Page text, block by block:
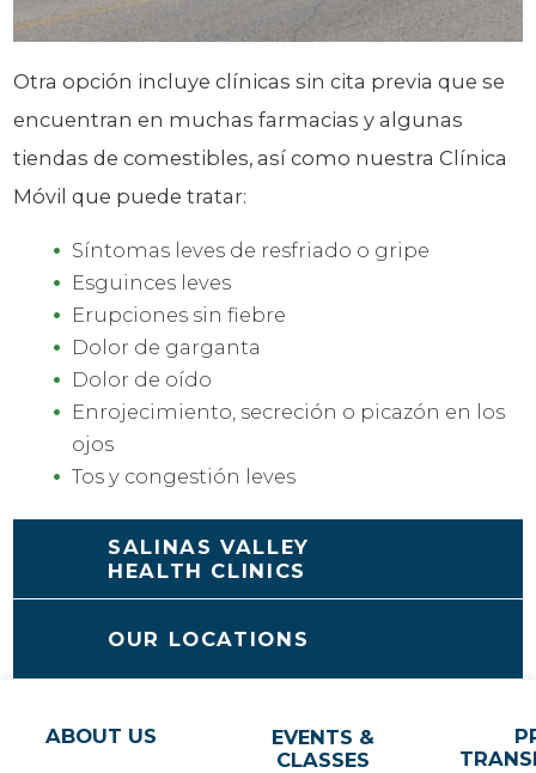
Otra opción incluye clínicas sin cita previa que se
encuentran en muchas farmacias y algunas
tiendas de comestibles, así como nuestra Clínica
Móvil que puede tratar:
Síntomas leves de resfriado o gripe
Esguinces leves
Erupciones sin fiebre
Dolor de garganta
Dolor de oído
Enrojecimiento, secreción o picazón en los
ojos
Tos y congestión leves
SALINAS VALLEY
HEALTH CLINICS
OUR LOCATIONS
ABOUT US
EVENTS &
CLASSES